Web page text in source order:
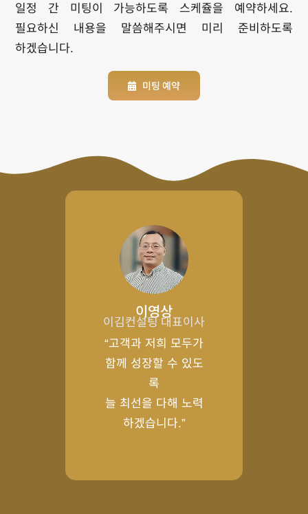
일정 간 미팅이 가능하도록 스케쥴을 예약하세요.
필요하신 내용을 말씀해주시면 미리 준비하도록
하겠습니다.
미팅 예약
이영상
이김컨설팅 대표이사
“고객과 저희 모두가
함께 성장할 수 있도
록
늘 최선을 다해 노력
하겠습니다.”